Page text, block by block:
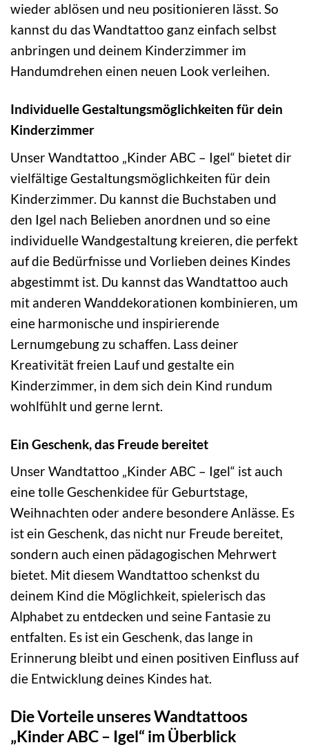
wieder ablösen und neu positionieren lässt. So
kannst du das Wandtattoo ganz einfach selbst
anbringen und deinem Kinderzimmer im
Handumdrehen einen neuen Look verleihen.
Individuelle Gestaltungsmöglichkeiten für dein
Kinderzimmer
Unser Wandtattoo „Kinder ABC – Igel“ bietet dir
vielfältige Gestaltungsmöglichkeiten für dein
Kinderzimmer. Du kannst die Buchstaben und
den Igel nach Belieben anordnen und so eine
individuelle Wandgestaltung kreieren, die perfekt
auf die Bedürfnisse und Vorlieben deines Kindes
abgestimmt ist. Du kannst das Wandtattoo auch
mit anderen Wanddekorationen kombinieren, um
eine harmonische und inspirierende
Lernumgebung zu schaffen. Lass deiner
Kreativität freien Lauf und gestalte ein
Kinderzimmer, in dem sich dein Kind rundum
wohlfühlt und gerne lernt.
Ein Geschenk, das Freude bereitet
Unser Wandtattoo „Kinder ABC – Igel“ ist auch
eine tolle Geschenkidee für Geburtstage,
Weihnachten oder andere besondere Anlässe. Es
ist ein Geschenk, das nicht nur Freude bereitet,
sondern auch einen pädagogischen Mehrwert
bietet. Mit diesem Wandtattoo schenkst du
deinem Kind die Möglichkeit, spielerisch das
Alphabet zu entdecken und seine Fantasie zu
entfalten. Es ist ein Geschenk, das lange in
Erinnerung bleibt und einen positiven Einfluss auf
die Entwicklung deines Kindes hat.
Die Vorteile unseres Wandtattoos
„Kinder ABC – Igel“ im Überblick